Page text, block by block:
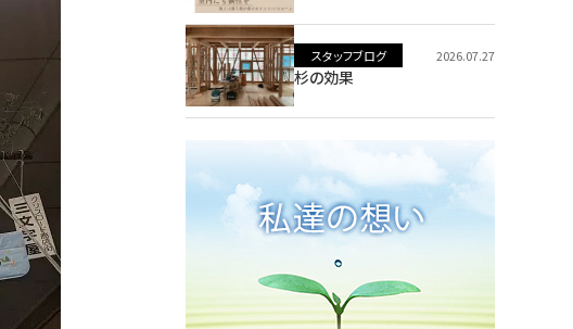
スタッフブログ 2026.07.27
杉の効果